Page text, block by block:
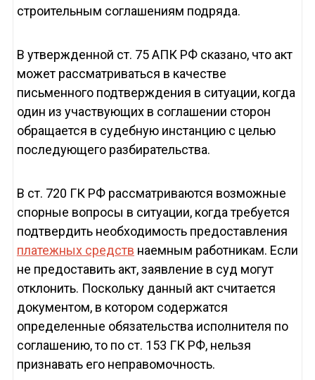
строительным соглашениям подряда.
В утвержденной ст. 75 АПК РФ сказано, что акт
может рассматриваться в качестве
письменного подтверждения в ситуации, когда
один из участвующих в соглашении сторон
обращается в судебную инстанцию с целью
последующего разбирательства.
В ст. 720 ГК РФ рассматриваются возможные
спорные вопросы в ситуации, когда требуется
подтвердить необходимость предоставления
платежных средств наемным работникам. Если
не предоставить акт, заявление в суд могут
отклонить. Поскольку данный акт считается
документом, в котором содержатся
определенные обязательства исполнителя по
соглашению, то по ст. 153 ГК РФ, нельзя
признавать его неправомочность.